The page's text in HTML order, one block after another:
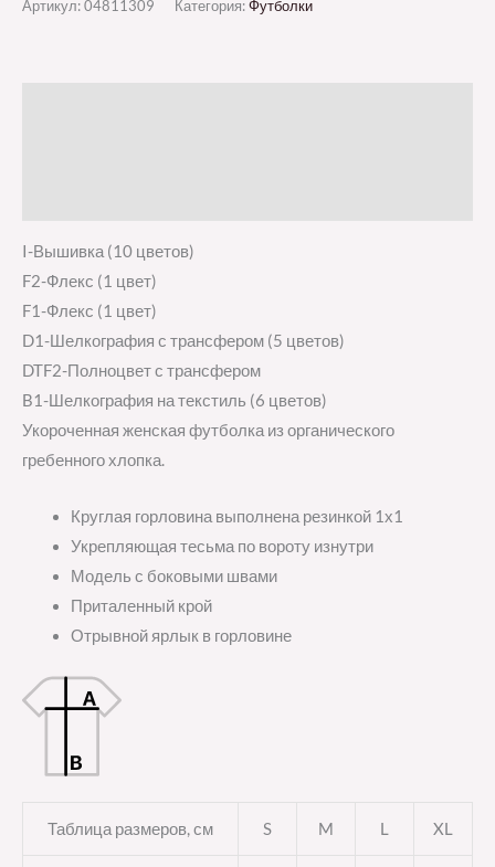
Артикул:04811309 Категория:Футболки
I-Вышивка (10 цветов)
F2-Флекс (1 цвет)
F1-Флекс (1 цвет)
D1-Шелкография с трансфером (5 цветов)
DTF2-Полноцвет с трансфером
B1-Шелкография на текстиль (6 цветов)
Укороченная женская футболка из органического
гребенного хлопка.
Круглая горловина выполнена резинкой 1х1
Укрепляющая тесьма по вороту изнутри
Модель с боковыми швами
Приталенный крой
Отрывной ярлык в горловине
Таблица размеров, см S M L XL